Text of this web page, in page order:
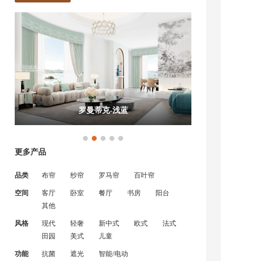
罗曼蒂克-浅蓝
更多产品
品类 布帘 纱帘 罗马帘 百叶帘
空间 客厅 卧室 餐厅 书房
阳台
其他
风格 现代 轻奢 新中式 欧式
法式
田园
美式 儿童
功能 抗菌 遮光 智能/电动